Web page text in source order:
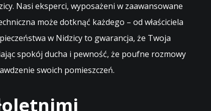
Nasi eksperci, wyposażeni w zaawansowane
może dotknąć każdego – od właściciela
w Nidzicy to gwarancja, że Twoja
spokój ducha i pewność, że poufne rozmowy
swoich pomieszczeń.